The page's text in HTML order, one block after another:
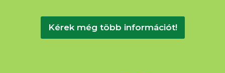
Kérek még több információt!